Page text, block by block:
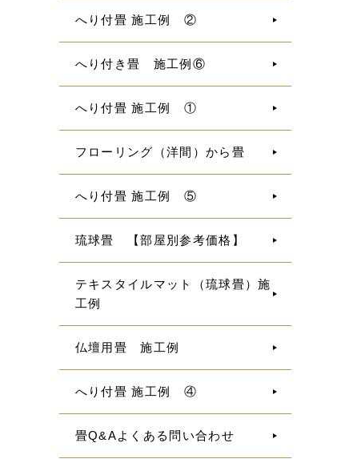
へり付畳 施工例 ②
へり付き畳 施工例⑥
へり付畳 施工例 ①
フローリング（洋間）から畳
へり付畳 施工例 ⑤
琉球畳 【部屋別参考価格】
テキスタイルマット（琉球畳）施
工例
仏壇用畳 施工例
へり付畳 施工例 ④
畳Q&Aよくある問い合わせ